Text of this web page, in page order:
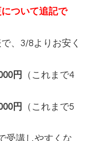
について追記で
、3/8よりお安く
円
（これまで4
円
（これまで5
受講しやすくな